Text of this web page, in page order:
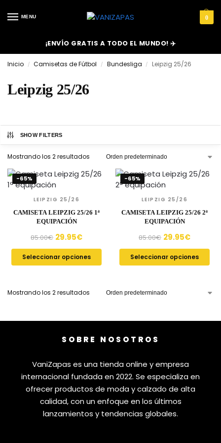
MENU 0
¡ENVÍO GRATIS A TODO EL MUNDO! ✈️
Inicio / Camisetas de Fútbol / Bundesliga / Leipzig 25/26
Leipzig 25/26
SHOW FILTERS
Mostrando los 2 resultados
-65%
LEIPZIG 25/26
CAMISETA LEIPZIG 25/26 1ª
EQUIPACIÓN
85.00€ 29.95€
Seleccionar opciones
-65%
LEIPZIG 25/26
CAMISETA LEIPZIG 25/26 2ª
EQUIPACIÓN
85.00€ 29.95€
Seleccionar opciones
Mostrando los 2 resultados
SOBRE NOSOTROS
VaniZapas es una tienda online y empresa
internacional fundada en 2022. Se especializa en
ofrecer productos de moda y calzado de alta
calidad, con un enfoque en los últimos
lanzamientos y tendencias globales.